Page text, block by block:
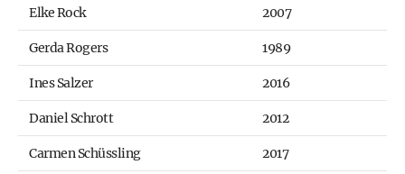
Elke Rock 2007
Gerda Rogers 1989
Ines Salzer 2016
Daniel Schrott 2012
Carmen Schüssling 2017